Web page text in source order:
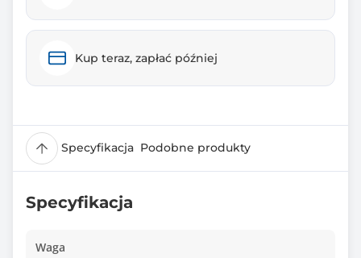
Kup teraz, zapłać później
Specyfikacja Podobne produkty
Specyfikacja
Waga